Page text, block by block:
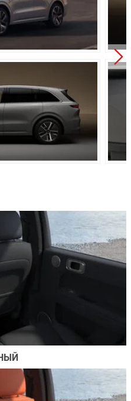
Полный
пневмоэлемент
Независимая,
Дисковые
вентилируемые
Дисковые
вентилируемые